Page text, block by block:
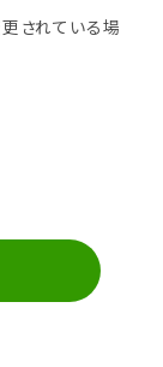
されている場